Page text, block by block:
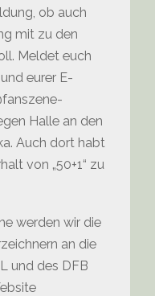
ob auch
mit zu den
Meldet euch
eurer E-
Halle an den
Auch dort habt
von „50+1“ zu
werden wir die
an die
und des DFB